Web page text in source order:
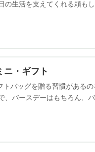
生活を支えてくれる頼も
ニ・ギフト
バッグを贈る習慣がある
バースデーはもちろん、
そうなグッディ・バッグ